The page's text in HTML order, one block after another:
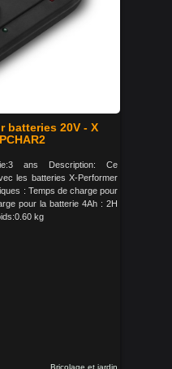
batteries 20V - X
ans Description: Ce
les batteries X-Performer
: Temps de charge pour
pour la batterie 4Ah : 2H
kg
Bricolage et jardin